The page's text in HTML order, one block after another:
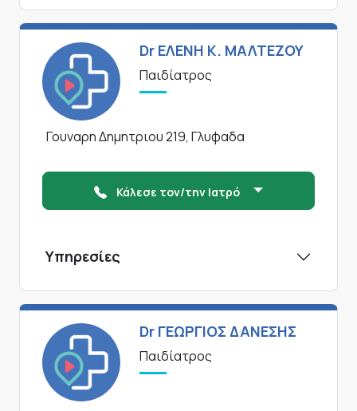
Dr ΕΛΕΝΗ Κ. ΜΑΛΤΕΖΟΥ
Παιδίατρος
Γουναρη Δημητριου 219, Γλυφαδα
Κάλεσε τον/την Ιατρό
Υπηρεσίες
Dr ΓΕΩΡΓΙΟΣ ΔΑΝΕΣΗΣ
Παιδίατρος